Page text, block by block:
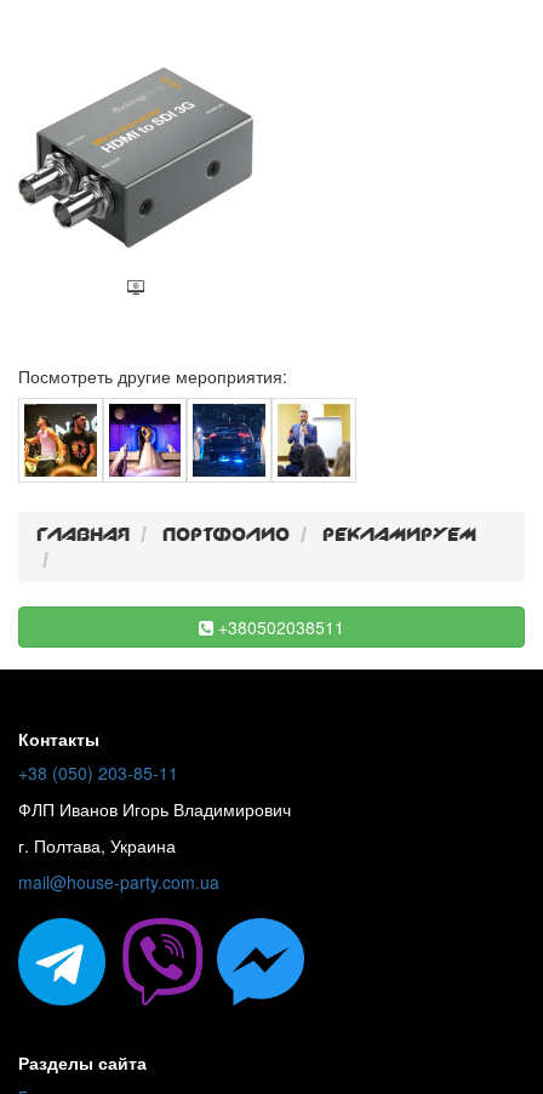
Посмотреть другие мероприятия:
Главная Портфолио Рекламируем
+380502038511
Контакты
+38 (050) 203-85-11
ФЛП Иванов Игорь Владимирович
г. Полтава, Украина
mail@house-party.com.ua
Разделы сайта